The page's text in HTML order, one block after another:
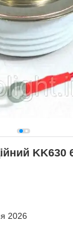
KK630
2026